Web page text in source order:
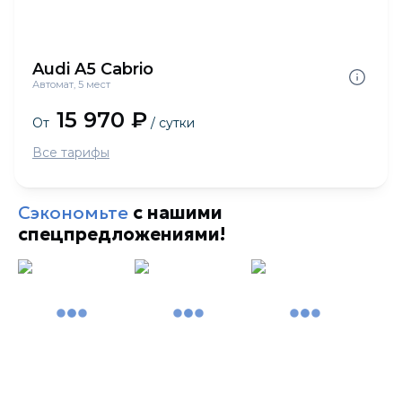
Audi A5 Cabrio
Автомат, 5 мест
От 15 970 ₽ / сутки
Все тарифы
Сэкономьте с нашими
спецпредложениями!